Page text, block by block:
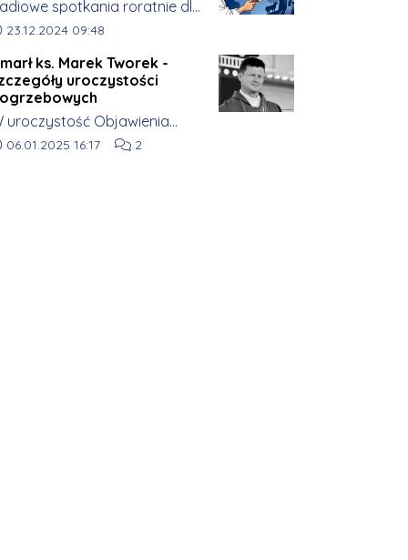
nad kapłańską
spotkania roratnie dla
dodania artykułu:
23.12.2024 09:48
ks. Marek Tworek -
uroczystości
uroczystość Objawienia
(06.01) w gminie
dodania artykułu:
06.01.2025 16:17 Liczba komentarzy artykułu:
2